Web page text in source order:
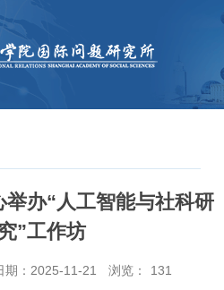
举办“人工智能与社科研
”工作坊
期：2025-11-21 浏览： 131